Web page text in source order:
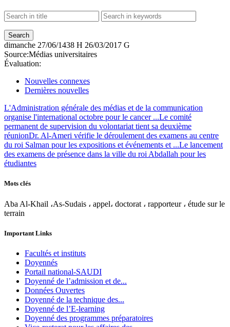
dimanche 27/06/1438 H 26/03/2017 G
Source:Médias universitaires
Évaluation:
Nouvelles connexes
Dernières nouvelles
L'Administration générale des médias et de la communication
organise l'international octobre pour le cancer ...Le comité
permanent de supervision du volontariat tient sa deuxième
réunionDr. Al-Ameri vérifie le déroulement des examens au centre
du roi Salman pour les expositions et événements et ...Le lancement
des examens de présence dans la ville du roi Abdallah pour les
étudiantes
Mots clés
Aba Al-Khail ،As-Sudais ، appel، doctorat ، rapporteur ، étude sur le
terrain
Important Links
Facultés et instituts
Doyennés
Portail national-SAUDI
Doyenné de l’admission et de...
Données Ouvertes
Doyenné de la technique des...
Doyenné de l’E-learning
Doyenné des programmes préparatoires